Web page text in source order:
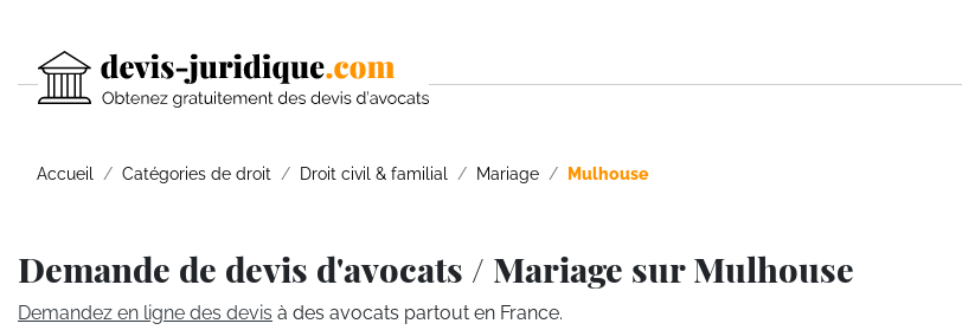
Accueil Catégories de droit Droit civil & familial Mariage Mulhouse
Demande de devis d'avocats / Mariage sur Mulhouse
Demandez en ligne des devis à des avocats partout en France.